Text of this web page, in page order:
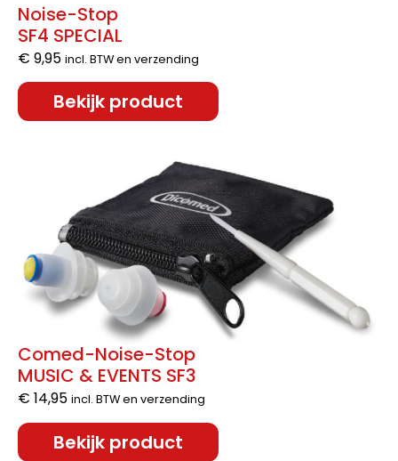
Noise-Stop
SF4 SPECIAL
€ 9,95 incl. BTW en verzending
Bekijk product
Comed-Noise-Stop
MUSIC & EVENTS SF3
€ 14,95 incl. BTW en verzending
Bekijk product